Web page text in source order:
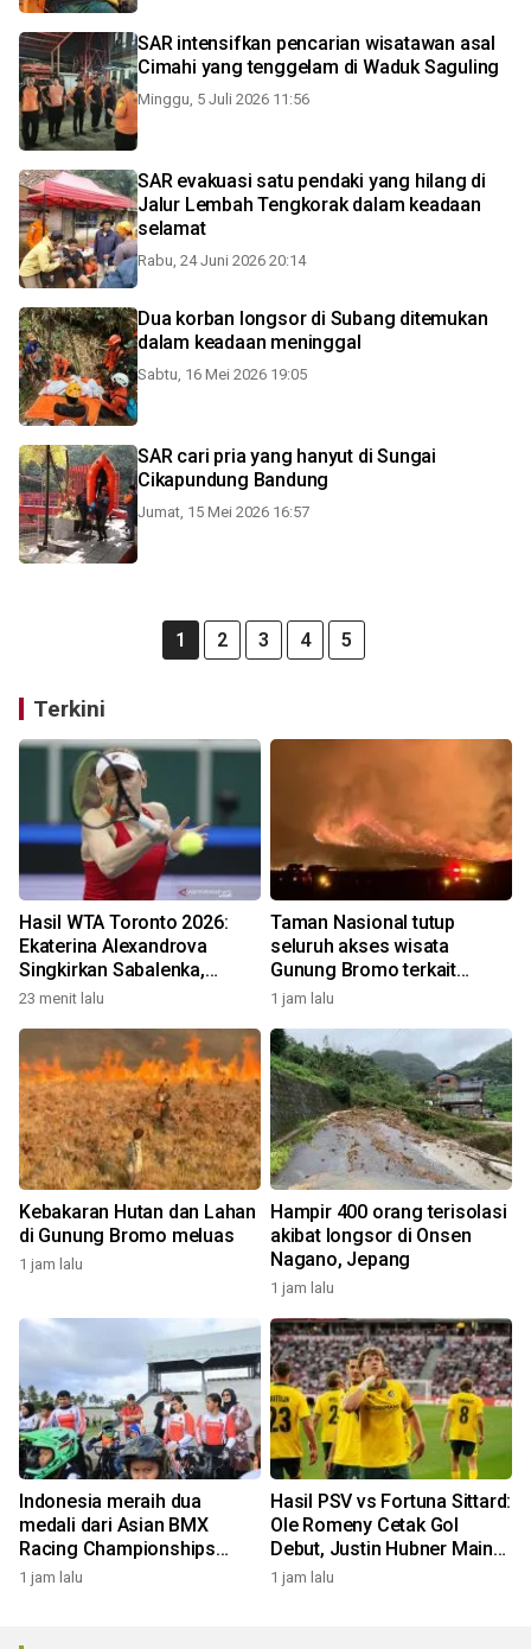
SAR intensifkan pencarian wisatawan asal
Cimahi yang tenggelam di Waduk Saguling
Minggu, 5 Juli 2026 11:56
SAR evakuasi satu pendaki yang hilang di
Jalur Lembah Tengkorak dalam keadaan
selamat
Rabu, 24 Juni 2026 20:14
Dua korban longsor di Subang ditemukan
dalam keadaan meninggal
Sabtu, 16 Mei 2026 19:05
SAR cari pria yang hanyut di Sungai
Cikapundung Bandung
Jumat, 15 Mei 2026 16:57
1 2 3 4 5
Terkini
Hasil WTA Toronto 2026:
Ekaterina Alexandrova
Singkirkan Sabalenka,
Swiatek Segel Tiket
23 menit lalu
Taman Nasional tutup
seluruh akses wisata
Gunung Bromo terkait
kebakaran hutan dan lahan
1 jam lalu
Kebakaran Hutan dan Lahan
di Gunung Bromo meluas
1 jam lalu
Hampir 400 orang terisolasi
akibat longsor di Onsen
Nagano, Jepang
1 jam lalu
Indonesia meraih dua
medali dari Asian BMX
Racing Championships
2026
1 jam lalu
Hasil PSV vs Fortuna Sittard:
Ole Romeny Cetak Gol
Debut, Justin Hubner Main
Penuh!
1 jam lalu